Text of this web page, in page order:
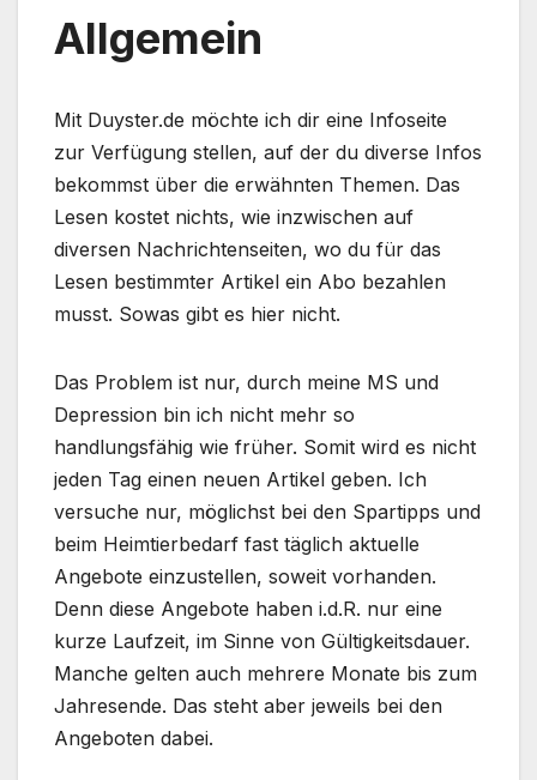
Allgemein
Mit Duyster.de möchte ich dir eine Infoseite
zur Verfügung stellen, auf der du diverse Infos
bekommst über die erwähnten Themen. Das
Lesen kostet nichts, wie inzwischen auf
diversen Nachrichtenseiten, wo du für das
Lesen bestimmter Artikel ein Abo bezahlen
musst. Sowas gibt es hier nicht.
Das Problem ist nur, durch meine MS und
Depression bin ich nicht mehr so
handlungsfähig wie früher. Somit wird es nicht
jeden Tag einen neuen Artikel geben. Ich
versuche nur, möglichst bei den Spartipps und
beim Heimtierbedarf fast täglich aktuelle
Angebote einzustellen, soweit vorhanden.
Denn diese Angebote haben i.d.R. nur eine
kurze Laufzeit, im Sinne von Gültigkeitsdauer.
Manche gelten auch mehrere Monate bis zum
Jahresende. Das steht aber jeweils bei den
Angeboten dabei.